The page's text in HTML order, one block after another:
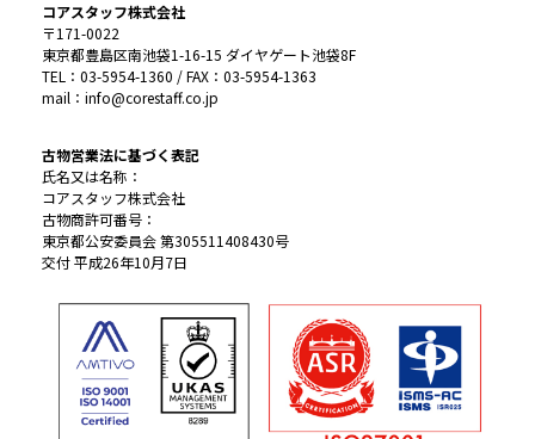
コアスタッフ株式会社
〒171-0022
東京都豊島区南池袋1-16-15 ダイヤゲート池袋8F
TEL：03-5954-1360 / FAX：03-5954-1363
mail：info@corestaff.co.jp
古物営業法に基づく表記
氏名又は名称：
コアスタッフ株式会社
古物商許可番号：
東京都公安委員会 第305511408430号
交付 平成26年10月7日